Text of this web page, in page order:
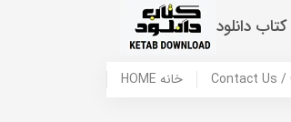
کتاب دانلود
HOME خانه